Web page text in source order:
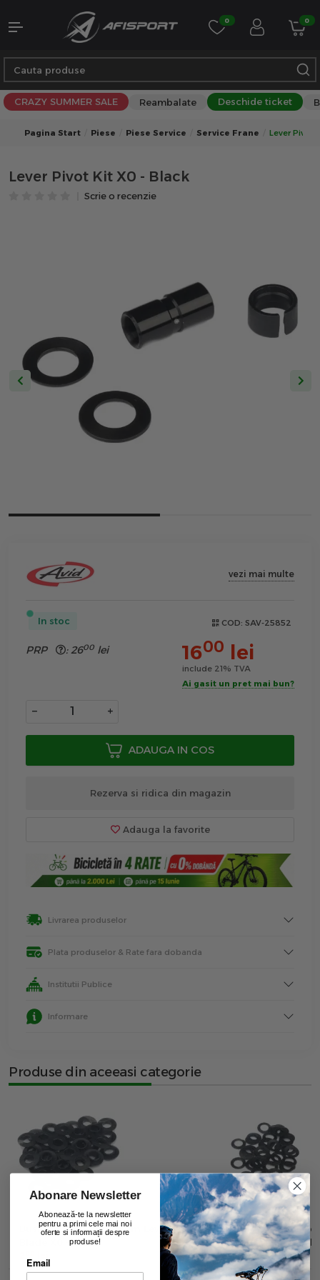
0 0
CRAZY SUMMER SALE Reambalate Deschide ticket
Pagina Start Piese Piese Service Service Frane Lever Pivot
Lever Pivot Kit X0 - Black
Scrie o recenzie
vezi mai multe
In stoc COD: SAV-25852
PRP :2600 lei 1600 lei
include 21% TVA
Ai gasit un pret mai bun?
− +
ADAUGA IN COS
Rezerva si ridica din magazin
Adauga la favorite
Livrarea produselor
Plata produselor & Rate fara dobanda
Institutii Publice
Informare
Produse din aceeasi categorie
Bushing Pivot Aluminum Lever
Blade X0 - Black
Bushing Pivot
Xx/X0/Crmag - Black
200 lei
Abonare Newsletter
Abonează-te la newsletter
pentru a primi cele mai noi
oferte si informații despre
produse!
Email